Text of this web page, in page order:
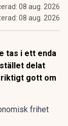
08 aug. 2026
08 aug. 2026
tas i ett enda
delat
gott om
frihet